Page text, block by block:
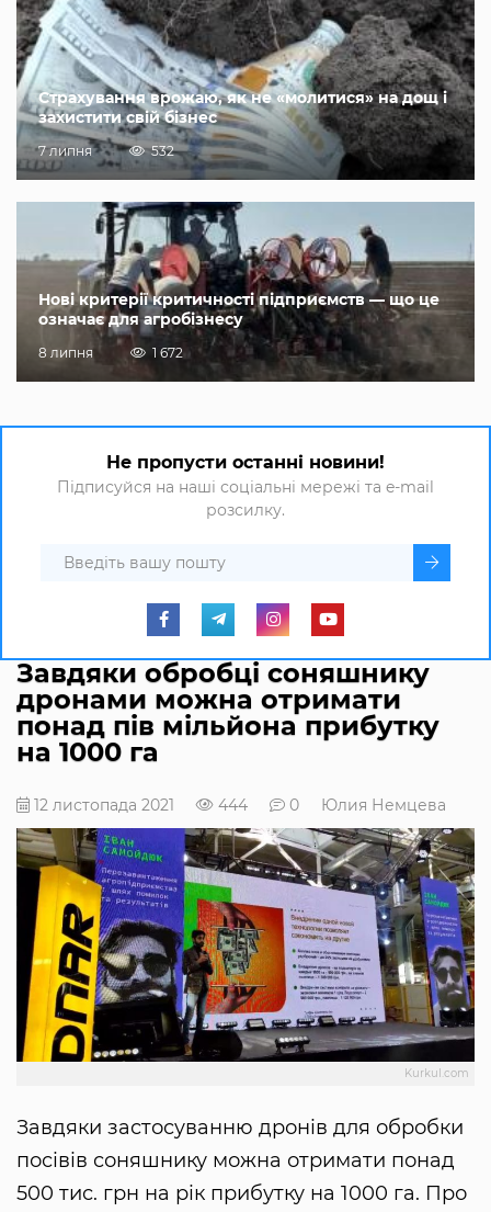
Страхування врожаю, як не «молитися» на дощ і
захистити свій бізнес
7 липня 532
Нові критерії критичності підприємств — що це
означає для агробізнесу
8 липня 1 672
Не пропусти останні новини!
Підписуйся на наші соціальні мережі та e-mail
розсилку.
Завдяки обробці соняшнику
дронами можна отримати
понад пів мільйона прибутку
на 1000 га
12 листопада 2021 444 0 Юлия Немцева
Kurkul.com
Завдяки застосуванню дронів для обробки
посівів соняшнику можна отримати понад
500 тис. грн на рік прибутку на 1000 га. Про